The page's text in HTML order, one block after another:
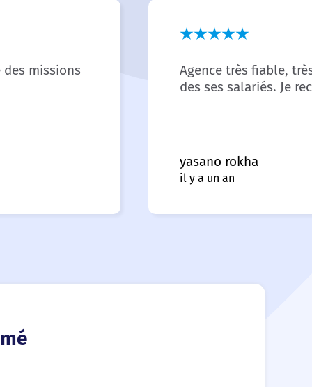
des missions
Agence très fiable,
des ses salariés. Je
yasano rokha
il y a un an